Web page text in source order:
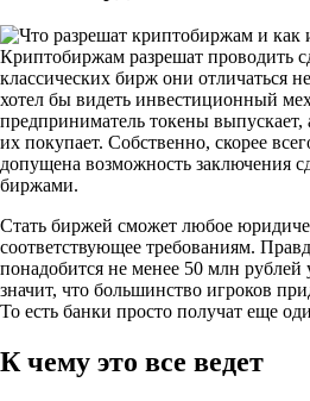
Криптобиржам разрешат проводить
классических бирж они отличаться
хотел бы видеть инвестиционный
предприниматель токены
их покупает. Собственно, скорее
допущена возможность заключения
биржами.
Стать биржей сможет любое
соответствующее требованиям.
понадобится не менее 50 млн рублей
значит, что большинство игроков
То есть банки просто получат еще
К чему это все ведет